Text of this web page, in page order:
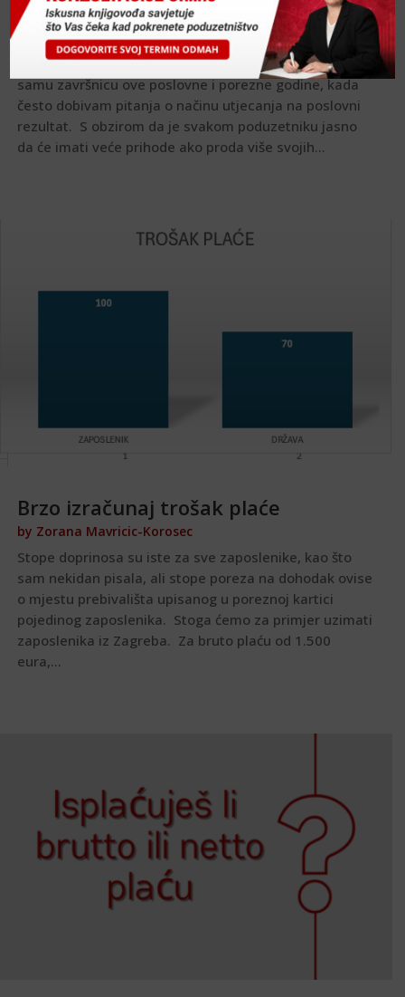
Namještao bi knjige?
Zorana Mavricic-Korosec
Malo bi namještao knjige pred kraj godine? Ulazimo u
samu završnicu ove poslovne i porezne godine, kada
često dobivam pitanja o načinu utjecanja na poslovni
rezultat. S obzirom da je svakom poduzetniku jasno
da će imati veće prihode ako proda više svojih...
Brzo izračunaj trošak plaće
by Zorana Mavricic-Korosec
Stope doprinosa su iste za sve zaposlenike, kao što
sam nekidan pisala, ali stope poreza na dohodak ovise
o mjestu prebivališta upisanog u poreznoj kartici
pojedinog zaposlenika. Stoga ćemo za primjer uzimati
zaposlenika iz Zagreba. Za bruto plaću od 1.500
eura,...